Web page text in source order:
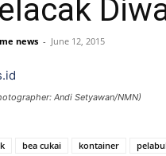
news - June 12, 2015
Andi Setyawan/NMN)
bea cukai kontainer